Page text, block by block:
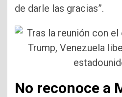
de darle las gracias”.
No reconoce a